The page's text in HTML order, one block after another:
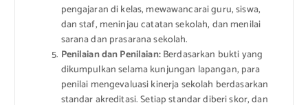
pengajaran di kelas, mewawancarai guru, siswa,
dan staf, meninjau catatan sekolah, dan menilai
sarana dan prasarana sekolah.
Penilaian dan Penilaian:Berdasarkan bukti yang
dikumpulkan selama kunjungan lapangan, para
penilai mengevaluasi kinerja sekolah berdasarkan
standar akreditasi. Setiap standar diberi skor, dan